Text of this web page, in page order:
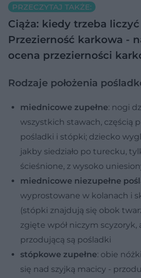
PRZECZYTAJ TAKŻE:
Ciąża: kiedy trzeba
Przezierność karkowa -
ocena przezierności
Rodzaje położenia
miednicowe zupełne: nogi
wszystkich stawach, częścią
pośladki i stópki; dziecko
jakby siedziało po turecku,
ścieśnione, z wysoko
miednicowe niezupełne
wyprostowane w kolanach i
(stópki znajdują się obok
zgięte wpół niczym scyzoryk,
przodującą są pośladki
stópkowe zupełne: obie
się nad szyjką macicy -